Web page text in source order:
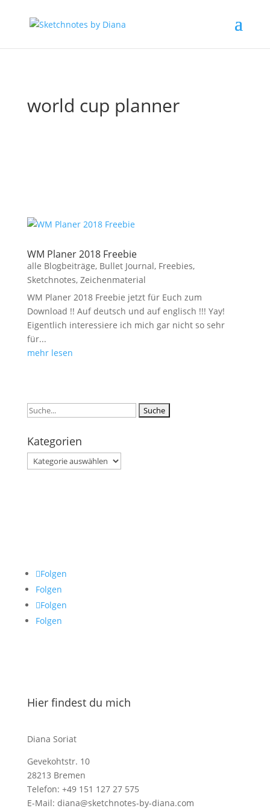
world cup planner
WM Planer 2018 Freebie
alle Blogbeiträge, Bullet Journal, Freebies,
Sketchnotes, Zeichenmaterial
WM Planer 2018 Freebie jetzt für Euch zum
Download !! Auf deutsch und auf englisch !!! Yay!
Eigentlich interessiere ich mich gar nicht so sehr
für...
mehr lesen
Suchen
Kategorien
Kategorien
Folgen
Folgen
Folgen
Folgen
Hier findest du mich
Diana Soriat
Gevekohtstr. 10
28213 Bremen
Telefon: +49 151 127 27 575
E-Mail: diana@sketchnotes-by-diana.com